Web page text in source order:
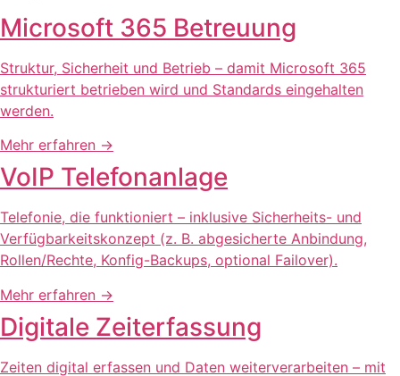
Microsoft 365 Betreuung
Struktur, Sicherheit und Betrieb – damit Microsoft 365
strukturiert betrieben wird und Standards eingehalten
werden.
Mehr erfahren →
VoIP Telefonanlage
Telefonie, die funktioniert – inklusive Sicherheits- und
Verfügbarkeitskonzept (z. B. abgesicherte Anbindung,
Rollen/Rechte, Konfig-Backups, optional Failover).
Mehr erfahren →
Digitale Zeiterfassung
Zeiten digital erfassen und Daten weiterverarbeiten – mit